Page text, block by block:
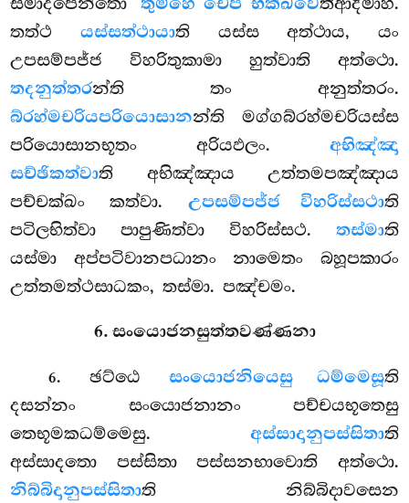
තත්ථ යස්සත්ථායාති යස්ස අත්ථාය, යං
උපසම්පජ්ජ විහරිතුකාමා හුත්වාති අත්ථො.
තදනුත්තරන්ති තං අනුත්තරං.
බ්රහ්මචරියපරියොසානන්ති මග්ගබ්රහ්මචරියස්ස
පරියොසානභූතං අරියඵලං. අභිඤ්ඤා
සච්ඡිකත්වාති අභිඤ්ඤාය උත්තමපඤ්ඤාය
පච්චක්ඛං කත්වා. උපසම්පජ්ජ විහරිස්සථාති
පටිලභිත්වා පාපුණිත්වා විහරිස්සථ. තස්මාති
යස්මා අප්පටිවානපධානං නාමෙතං බහූපකාරං
උත්තමත්ථසාධකං, තස්මා. පඤ්චමං.
6. සංයොජනසුත්තවණ්ණනා
6. ඡට්ඨෙ සංයොජනියෙසු ධම්මෙසූති
දසන්නං සංයොජනානං පච්චයභූතෙසු
තෙභූමකධම්මෙසු. අස්සාදානුපස්සිතාති
අස්සාදතො පස්සිතා පස්සනභාවොති අත්ථො.
නිබ්බිදානුපස්සිතාති නිබ්බිදාවසෙන